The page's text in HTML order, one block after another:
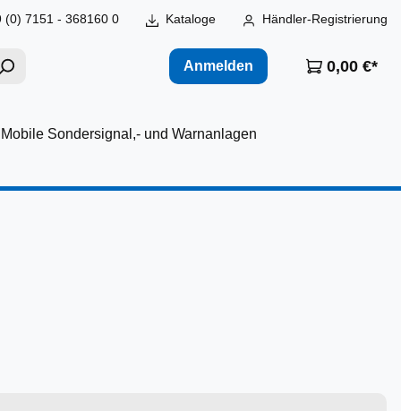
(0) 7151 - 368160 0 Kataloge Händler-Registrierung
Anmelden 0,00 €*
Mobile Sondersignal,- und Warnanlagen